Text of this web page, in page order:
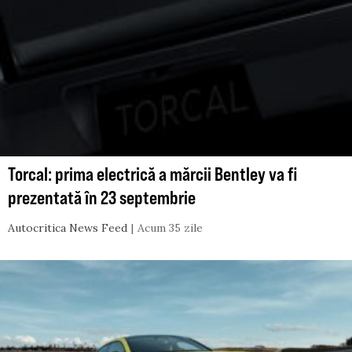
Torcal: prima electrică a mărcii Bentley va fi
prezentată în 23 septembrie
Autocritica News Feed Acum 35 zile